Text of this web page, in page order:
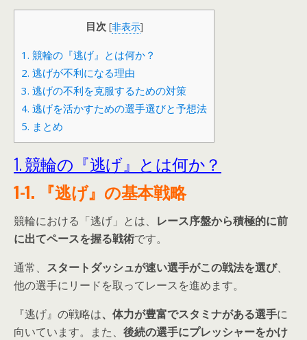
目次 [非表示]
1. 競輪の『逃げ』とは何か？
2. 逃げが不利になる理由
3. 逃げの不利を克服するための対策
4. 逃げを活かすための選手選びと予想法
5. まとめ
1. 競輪の『逃げ』とは何か？
1-1. 『逃げ』の基本戦略
競輪における「逃げ」とは、 レース序盤から積極的に前
に出てペースを握る戦術です。
通常、 スタートダッシュが速い選手がこの戦法を選び、
他の選手にリードを取ってレースを進めます。
『逃げ』の戦略は、体力が豊富でスタミナがある選手に
向いています。また、 後続の選手にプレッシャーをかけ